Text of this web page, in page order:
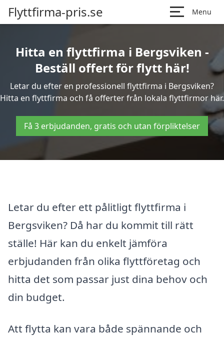
Flyttfirma-pris.se Menu
Hitta en flyttfirma i Bergsviken -
Beställ offert för flytt här!
Letar du efter en professionell flyttfirma i Bergsviken?
Hitta en flyttfirma och få offerter från lokala flyttfirmor här.
Få 3 erbjudanden, gratis och utan förpliktelser
Letar du efter ett pålitligt flyttfirma i
Bergsviken? Då har du kommit till rätt
ställe! Här kan du enkelt jämföra
erbjudanden från olika flyttföretag och
hitta det som passar just dina behov och
din budget.
Att flytta kan vara både spännande och